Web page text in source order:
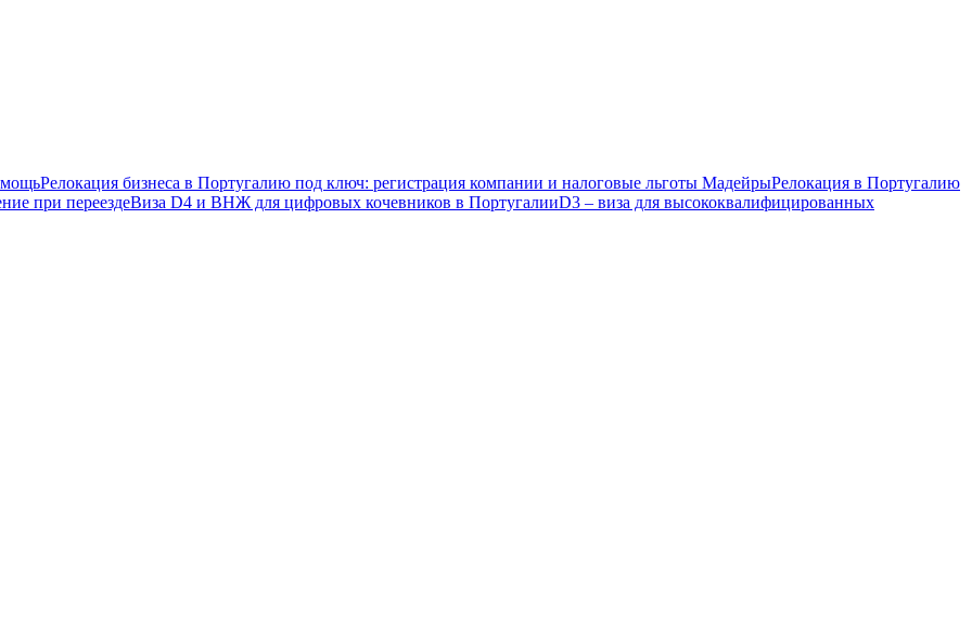
Релокация бизнеса в Португалию под ключ: регистрация компании и налоговые льготы МадейрыРелокация в Португалию
при переездеВиза D4 и ВНЖ для цифровых кочевников в ПортугалииD3 – виза для высококвалифицированных